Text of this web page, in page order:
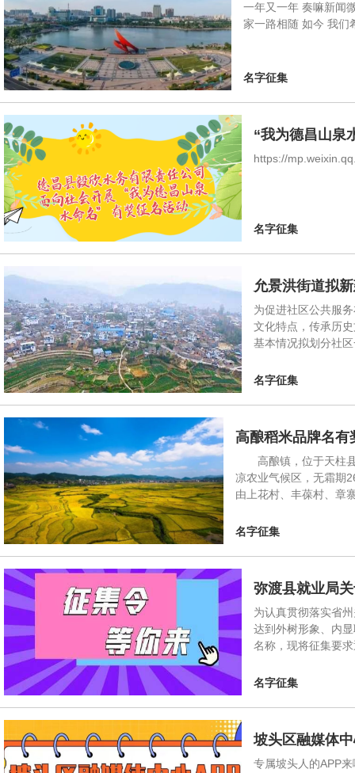
一年又一年 奏嘛新闻
家一路相随 如今 我们
名字征集
“我为德昌山泉
https://
名字征集
允景洪街道拟
为促进社区公共服
文化特点，传承历
基本情况拟划分社
名字征集
高酿稻米品牌名有
高酿镇，位于天柱县
凉农业气候区，无霜期
由上花村、丰葆村、章
名字征集
弥渡县就业局
为认真贯彻落实省
达到外树形象、内
名称，现将征集要
名字征集
坡头区融媒体
专属坡头人的APP